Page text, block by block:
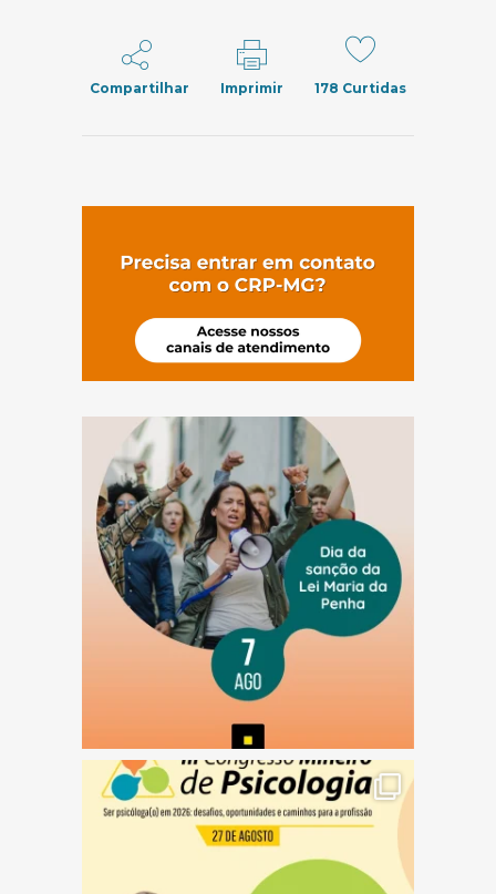
Compartilhar Imprimir 178 Curtidas